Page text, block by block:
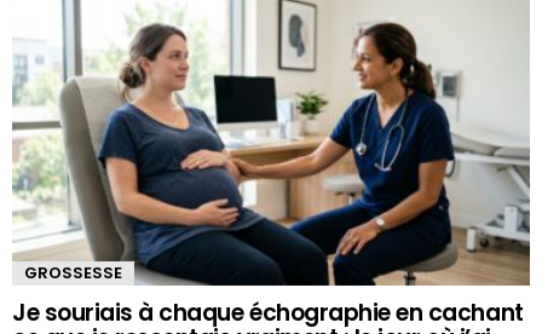
GROSSESSE
Je souriais à chaque échographie en cachant